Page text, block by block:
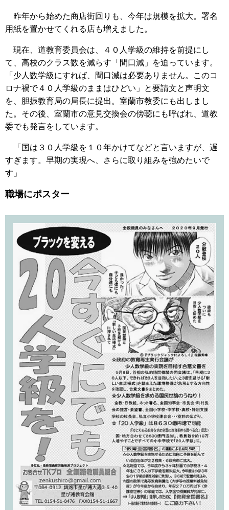
昨年から始めた商店街回りも、今年は規模を拡大。署名
用紙を置かせてくれる店も増えました。
現在、道教育委員会は、４０人学級の維持を前提にし
て、高校のクラス数を減らす「間口減」を迫っています。
「少人数学級にすれば、間口減は必要ありません。このコ
ロナ禍で４０人学級のままはひどい」と要請文と声明文
を、胆振教育局の局長に提出。室蘭市教委にも出しまし
た。その後、室蘭市の意見交換会の傍聴にも呼ばれ、道教
委でも発言をしています。
「国は３０人学級を１０年かけてなどと言いますが、遅
すぎます。早期の実現へ、さらに取り組みを強めたいで
す」
職場にポスター